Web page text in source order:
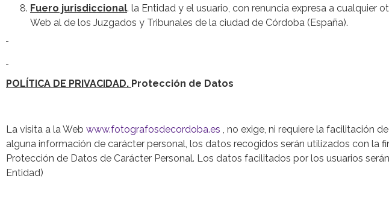
Fuero jurisdiccional. la Entidad y el usuario, con renuncia expresa a cualquier
Web al de los Juzgados y Tribunales de la ciudad de Córdoba (España).
POLÍTICA DE PRIVACIDAD. Protección de Datos
La visita a la Web www.fotografosdecordoba.es , no exige, ni requiere la facilitación
alguna información de carácter personal, los datos recogidos serán utilizados con
Protección de Datos de Carácter Personal. Los datos facilitados por los usuarios
Entidad)